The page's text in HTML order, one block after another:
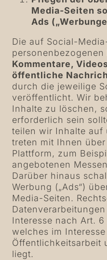
Media-Seiten
Ads
Die auf Social-
personenbezogenen
Kommentare,
öffentliche
durch die jeweilige
veröffentlicht. Wir
Inhalte zu löschen,
erforderlich sein
teilen wir Inhalte auf
treten mit Ihnen
Plattform, zum
angebotenen
Darüber hinaus
Werbung („Ads“)
Media-Seiten.
Interesse nach Art. 6
welches im
Öffentlichkeitsarbeit
liegt.